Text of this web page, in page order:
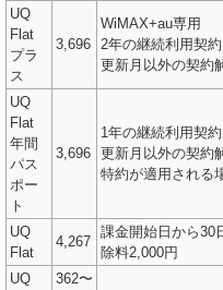
UQ
Flat
プラ
ス
3,696
WiMAX+au専用
2年の継続利用契約
更新月以外の契約
UQ
Flat
年間
パス
ポー
ト
3,696
1年の継続利用契約
更新月以外の契約
特約が適用される
UQ
Flat
4,267
課金開始日から30
除料2,000円
UQ
362〜